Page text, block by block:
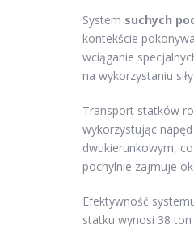
System suchych
kontekście
wciąganie
na wykorzystaniu
Transport statków
wykorzystując
dwukierunkowym,
pochylnie zajmuje
Efektywność
statku wynosi 38